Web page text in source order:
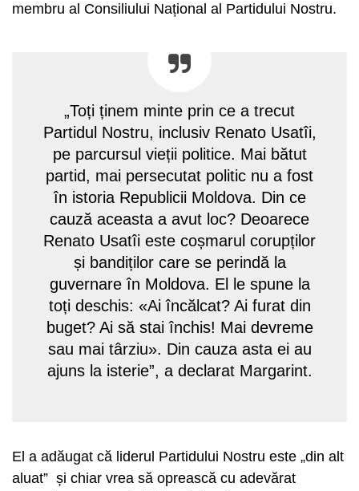
membru al Consiliului Național al Partidului Nostru.
„Toți ținem minte prin ce a trecut
Partidul Nostru, inclusiv Renato Usatîi,
pe parcursul vieții politice. Mai bătut
partid, mai persecutat politic nu a fost
în istoria Republicii Moldova. Din ce
cauză aceasta a avut loc? Deoarece
Renato Usatîi este coșmarul corupților
și bandiților care se perindă la
guvernare în Moldova. El le spune la
toți deschis: «Ai încălcat? Ai furat din
buget? Ai să stai închis! Mai devreme
sau mai târziu». Din cauza asta ei au
ajuns la isterie”, a declarat Margarint.
El a adăugat că liderul Partidului Nostru este „din alt
aluat” și chiar vrea să oprească cu adevărat